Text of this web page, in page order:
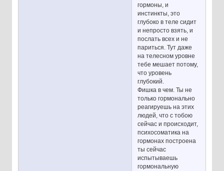
гормоны, и
инстинкты, это
глубоко в теле сидит
и непросто взять, и
послать всех и не
париться. Тут даже
на телесном уровне
тебе мешает потому,
что уровень
глубокий.
Фишка в чем. Ты не
только гормонально
реагируешь на этих
людей, что с тобою
сейчас и происходит,
психосоматика на
гормонах построена
ты сейчас
испытываешь
гормональную